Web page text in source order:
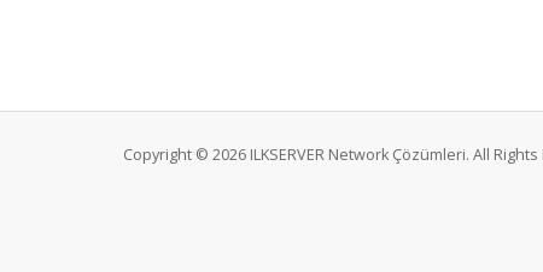
Copyright © 2026 ILKSERVER Network Çözümleri. All